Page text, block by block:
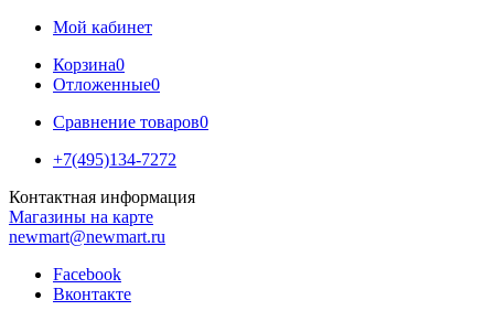
Мой кабинет
Корзина0
Отложенные0
Сравнение товаров0
+7(495)134-7272
Контактная информация
Магазины на карте
newmart@newmart.ru
Facebook
Вконтакте